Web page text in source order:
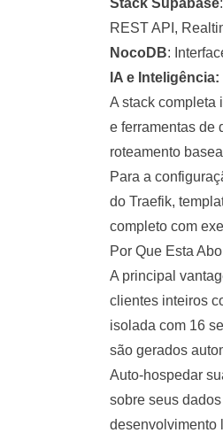
Stack Supabase
REST API,
NocoDB:
IA e Inteligência:
A stack completa
e ferramentas de
roteamento
Para a
do Traefik,
completo com
Por Que Esta
A principal
clientes inteiros
isolada com 16
são gerados
Auto-hospedar
sobre seus
desenvolvimento